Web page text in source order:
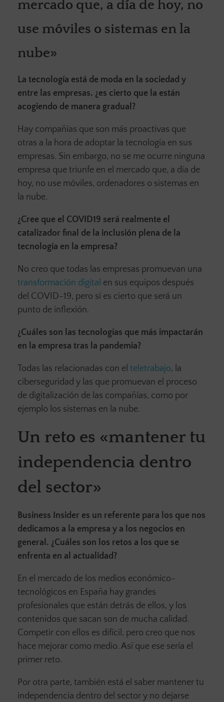
mercado que, a día de hoy, no
use móviles o sistemas en la
nube»
La tecnología está de moda en la sociedad y
entre las empresas. ¿es cierto que la están
acogiendo de manera gradual?
Hay compañías que son más proactivas que
otras a la hora de adoptar la tecnología en sus
empresas. Sin embargo, no se me ocurre ninguna
empresa que triunfe en el mercado que, a día de
hoy, no use móviles, ordenadores o sistemas en
la nube.
¿Cree que el COVID19 será realmente el
catalizador final de la inclusión plena de la
tecnología en la empresa?
No creo que todas las empresas promuevan una
transformación digital en sus equipos después
del COVID-19, pero sí es cierto que será un
punto de inflexión.
¿Cuáles son las tecnologías que más impactarán
en la empresa tras la pandemia?
Todas las relacionadas con el teletrabajo, la
ciberseguridad y las que promuevan el proceso
de digitalización de las compañías, como por
ejemplo los sistemas en la nube.
Un reto es «mantener tu
independencia dentro
del sector»
Business Insider es un referente para los que nos
dedicamos a la empresa y a los negocios en
general. ¿Cuáles son los retos a los que se
enfrenta en al actualidad?
En el mercado de los medios económico-
tecnológicos en España hay grandes
profesionales que están detrás de ellos, y los
contenidos que sacan son de mucha calidad.
Competir con ellos es difícil, pero creo que nos
hace mejorar como medio. Así que ese sería el
primer reto.
Por otra parte, también está el saber mantener tu
independencia dentro del sector y no dejarse